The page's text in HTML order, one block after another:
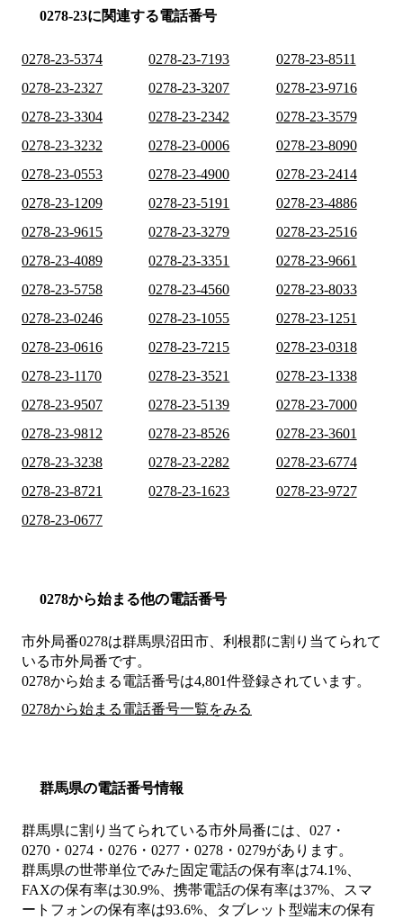
0278-23に関連する電話番号
0278-23-5374 0278-23-7193
0278-23-8511
0278-23-2327
0278-23-3207
0278-23-9716
0278-23-3304
0278-23-2342
0278-23-3579
0278-23-3232
0278-23-0006
0278-23-8090
0278-23-0553
0278-23-4900
0278-23-2414
0278-23-1209
0278-23-5191
0278-23-4886
0278-23-9615
0278-23-3279
0278-23-2516
0278-23-4089
0278-23-3351
0278-23-9661
0278-23-5758
0278-23-4560
0278-23-8033
0278-23-0246
0278-23-1055
0278-23-1251
0278-23-0616
0278-23-7215
0278-23-0318
0278-23-1170
0278-23-3521
0278-23-1338
0278-23-9507
0278-23-5139
0278-23-7000
0278-23-9812
0278-23-8526
0278-23-3601
0278-23-3238
0278-23-2282
0278-23-6774
0278-23-8721
0278-23-1623
0278-23-9727
0278-23-0677
0278から始まる他の電話番号
市外局番0278は群馬県沼田市、利根郡に割り当てられて
いる市外局番です。
0278から始まる電話番号は4,801件登録されています。
0278から始まる電話番号一覧をみる
群馬県の電話番号情報
群馬県に割り当てられている市外局番には、027・
0270・0274・0276・0277・0278・0279があります。
群馬県の世帯単位でみた固定電話の保有率は74.1%、
FAXの保有率は30.9%、携帯電話の保有率は37%、スマ
ートフォンの保有率は93.6%、タブレット型端末の保有